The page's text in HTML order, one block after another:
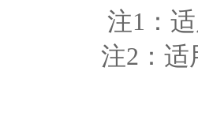
注1：
注2：适